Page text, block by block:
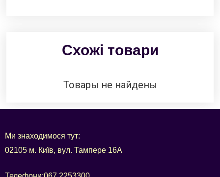
Схожі товари
Товары не найдены
Ми знаходимося тут:
02105 м. Київ, вул. Тампере 16А